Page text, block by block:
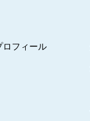
ロフィール